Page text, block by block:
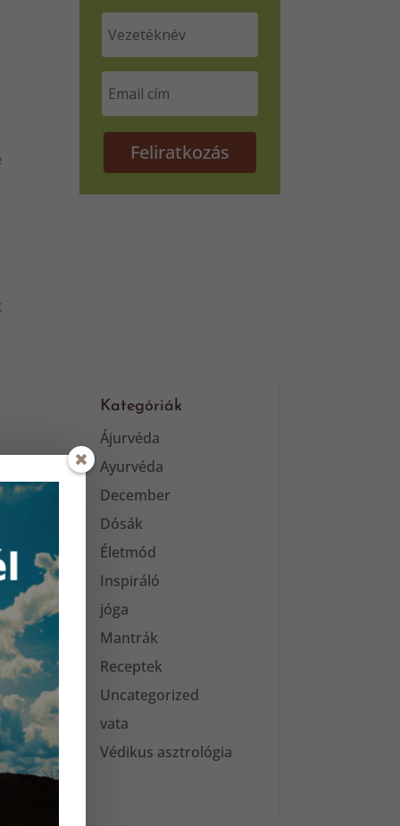
Feliratkozás
Kategóriák
Ájurvéda
Ayurvéda
December
Dósák
Életmód
Inspiráló
jóga
Mantrák
Receptek
Uncategorized
vata
Védikus asztrológia